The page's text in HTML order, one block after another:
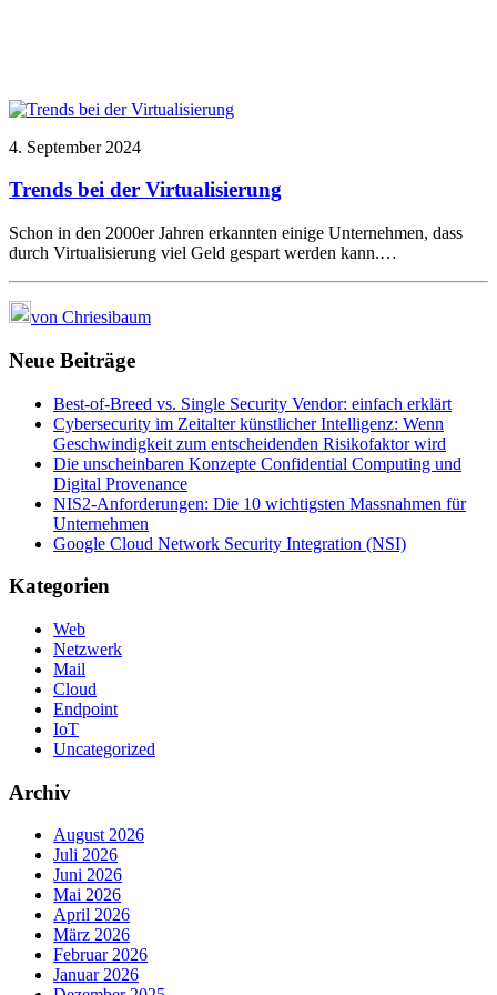
4. September 2024
Trends bei der Virtualisierung
Schon in den 2000er Jahren erkannten einige Unternehmen, dass
durch Virtualisierung viel Geld gespart werden kann.…
von Chriesibaum
Neue Beiträge
Best-of-Breed vs. Single Security Vendor: einfach erklärt
Cybersecurity im Zeitalter künstlicher Intelligenz: Wenn
Geschwindigkeit zum entscheidenden Risikofaktor wird
Die unscheinbaren Konzepte Confidential Computing und
Digital Provenance
NIS2-Anforderungen: Die 10 wichtigsten Massnahmen für
Unternehmen
Google Cloud Network Security Integration (NSI)
Kategorien
Web
Netzwerk
Mail
Cloud
Endpoint
IoT
Uncategorized
Archiv
August 2026
Juli 2026
Juni 2026
Mai 2026
April 2026
März 2026
Februar 2026
Januar 2026